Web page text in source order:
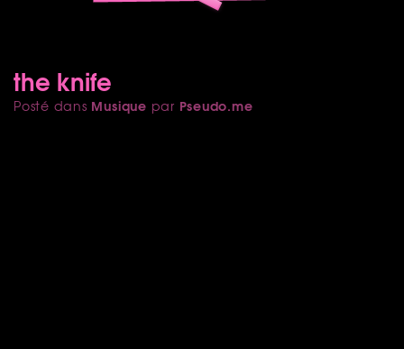
the knife
Posté dans Musique par Pseudo.me